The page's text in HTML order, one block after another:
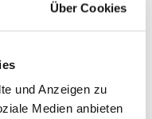
Über Cookies
und Anzeigen zu
Medien anbieten
DIE DSW
auf sämtlichen
Deutschland.